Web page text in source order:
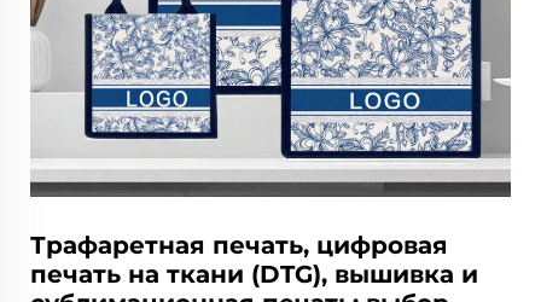
Трафаретная печать, цифровая
печать на ткани (DTG), вышивка и